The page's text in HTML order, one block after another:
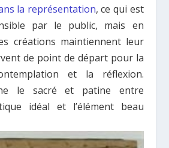
la représentation, ce qui est
par le public, mais en
créations maintiennent leur
de point de départ pour la
et la réflexion.
le sacré et patine entre
idéal et l’élément beau